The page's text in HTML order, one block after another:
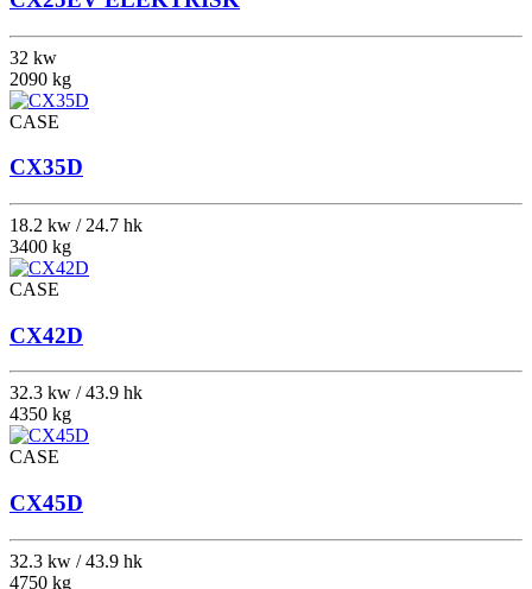
32 kw
2090 kg
CASE
CX35D
18.2 kw / 24.7 hk
3400 kg
CASE
CX42D
32.3 kw / 43.9 hk
4350 kg
CASE
CX45D
32.3 kw / 43.9 hk
4750 kg